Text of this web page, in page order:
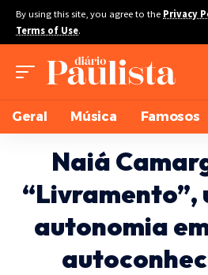
By using this site, you agree to the Privacy
Terms of Use.
Geral Música Famosos
Naiá
“Livramento”,
autonomia